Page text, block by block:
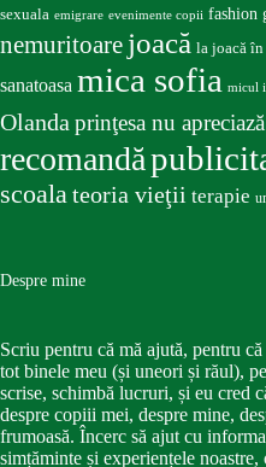
sexuala emigrare evenimente copii fashion
nemuritoare joacă la joacă
sanatoasa mica sofia micul
Olandaprinţesa nu apreciază
recomandă
scoalateoria vieţii terapie
Despre mine
Scriu pentru că mă ajută, pentru
tot binele meu (și uneori și răul),
scrise, schimbă lucruri, și eu cred
despre copiii mei, despre mine,
frumoasă. Încerc să ajut cu
simțăminte și experiențele